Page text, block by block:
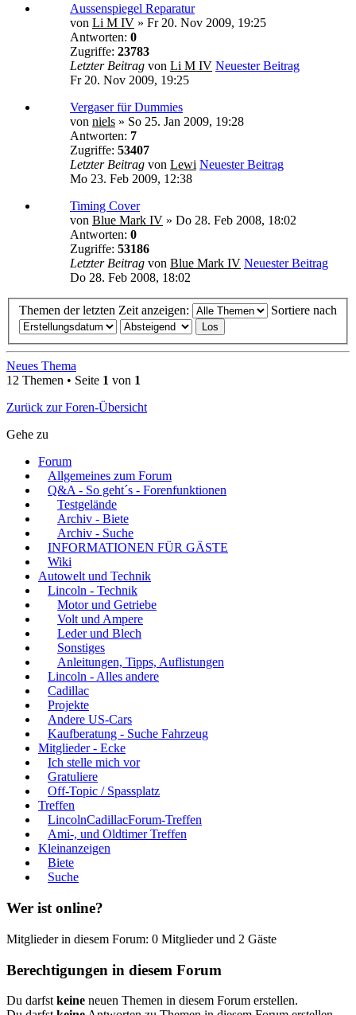
Aussenspiegel Reparatur
von Li M IV » Fr 20. Nov 2009, 19:25
Antworten: 0
Zugriffe: 23783
Letzter Beitrag von Li M IV Neuester Beitrag
Fr 20. Nov 2009, 19:25
Vergaser für Dummies
von niels » So 25. Jan 2009, 19:28
Antworten: 7
Zugriffe: 53407
Letzter Beitrag von Lewi Neuester Beitrag
Mo 23. Feb 2009, 12:38
Timing Cover
von Blue Mark IV » Do 28. Feb 2008, 18:02
Antworten: 0
Zugriffe: 53186
Letzter Beitrag von Blue Mark IV Neuester Beitrag
Do 28. Feb 2008, 18:02
Themen der letzten Zeit anzeigen: Sortiere nach
Neues Thema
12 Themen • Seite 1 von 1
Zurück zur Foren-Übersicht
Gehe zu
Forum
Allgemeines zum Forum
Q&A - So geht´s - Forenfunktionen
Testgelände
Archiv - Biete
Archiv - Suche
INFORMATIONEN FÜR GÄSTE
Wiki
Autowelt und Technik
Lincoln - Technik
Motor und Getriebe
Volt und Ampere
Leder und Blech
Sonstiges
Anleitungen, Tipps, Auflistungen
Lincoln - Alles andere
Cadillac
Projekte
Andere US-Cars
Kaufberatung - Suche Fahrzeug
Mitglieder - Ecke
Ich stelle mich vor
Gratuliere
Off-Topic / Spassplatz
Treffen
LincolnCadillacForum-Treffen
Ami-, und Oldtimer Treffen
Kleinanzeigen
Biete
Suche
Wer ist online?
Mitglieder in diesem Forum: 0 Mitglieder und 2 Gäste
Berechtigungen in diesem Forum
Du darfst keine neuen Themen in diesem Forum erstellen.